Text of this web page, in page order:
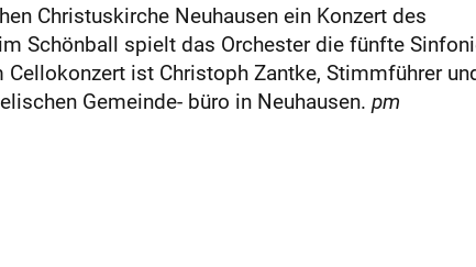
Christuskirche Neuhausen ein Konzert des
Schönball spielt das Orchester die fünfte
ist Christoph Zantke, Stimmführer
Gemeinde- büro in Neuhausen. pm